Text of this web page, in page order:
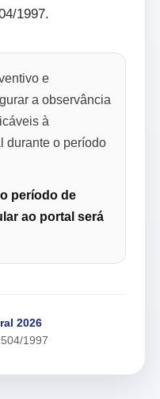
1997.
e
a observância
à
durante o período
período de
ao portal será
2026
1997